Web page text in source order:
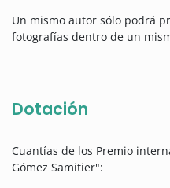
Un mismo autor sólo podrá
fotografías dentro de un
Dotación
Cuantías de los Premio
Gómez Samitier":